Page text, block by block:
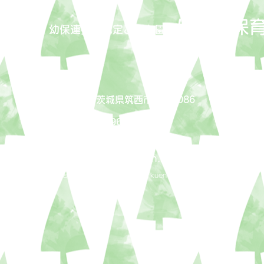
​幼保連携型認定こども園 はぐろ保
〒308-0051 茨城県筑西市岡芹2086
ＴＥＬ：0296-24-9131
shisen@vesta.ocn.ne.jp
ShisenFukushikai HaguroHoikuen all rights reserved.